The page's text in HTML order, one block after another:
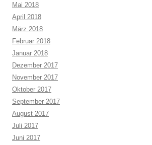
Mai 2018
April 2018
März 2018
Februar 2018
Januar 2018
Dezember 2017
November 2017
Oktober 2017
September 2017
August 2017
Juli 2017
Juni 2017